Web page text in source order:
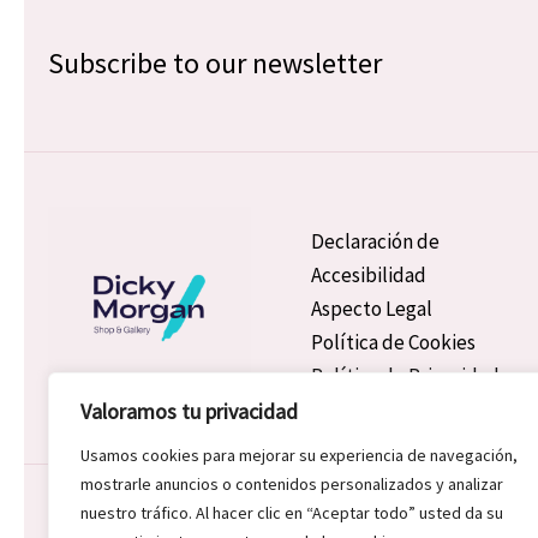
Valoramos tu privacidad
Usamos cookies para mejorar su experiencia de navegación,
mostrarle anuncios o contenidos personalizados y analizar
nuestro tráfico. Al hacer clic en “Aceptar todo” usted da su
Subscribe to our newsletter
Declaración de
Accesibilidad
Aspecto Legal
Política de Cookies
Política de Privacidad
Copyright © 2026 Dicky Morgan | Powered by Dicky Morgan